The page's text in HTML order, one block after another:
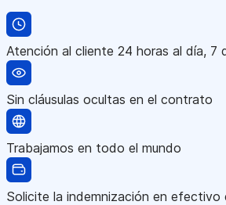
Atención al cliente 24 horas al día, 7
Sin cláusulas ocultas en el contrato
Trabajamos en todo el mundo
Solicite la indemnización en efectivo